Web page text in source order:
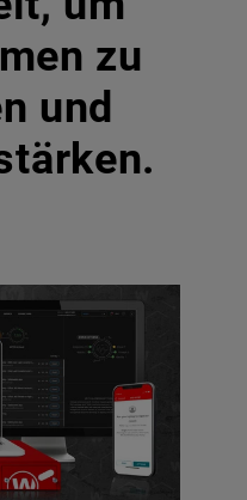
zu
und